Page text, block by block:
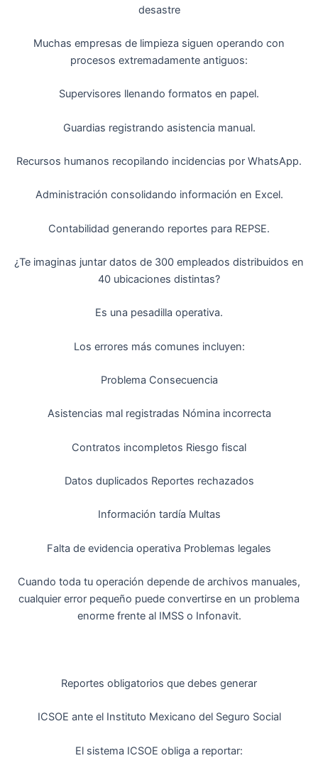
desastre
Muchas empresas de limpieza siguen operando con
procesos extremadamente antiguos:
Supervisores llenando formatos en papel.
Guardias registrando asistencia manual.
Recursos humanos recopilando incidencias por WhatsApp.
Administración consolidando información en Excel.
Contabilidad generando reportes para REPSE.
¿Te imaginas juntar datos de 300 empleados distribuidos en
40 ubicaciones distintas?
Es una pesadilla operativa.
Los errores más comunes incluyen:
Problema Consecuencia
Asistencias mal registradas Nómina incorrecta
Contratos incompletos Riesgo fiscal
Datos duplicados Reportes rechazados
Información tardía Multas
Falta de evidencia operativa Problemas legales
Cuando toda tu operación depende de archivos manuales,
cualquier error pequeño puede convertirse en un problema
enorme frente al IMSS o Infonavit.
Reportes obligatorios que debes generar
ICSOE ante el Instituto Mexicano del Seguro Social
El sistema ICSOE obliga a reportar: